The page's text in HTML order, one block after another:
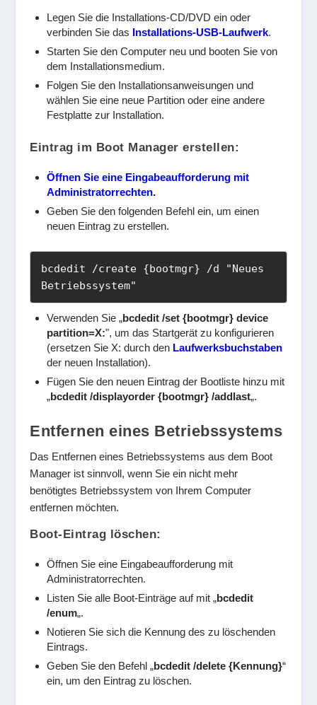
Legen Sie die Installations-CD/DVD ein oder
verbinden Sie das Installations-USB-Laufwerk.
Starten Sie den Computer neu und booten Sie von
dem Installationsmedium.
Folgen Sie den Installationsanweisungen und
wählen Sie eine neue Partition oder eine andere
Festplatte zur Installation.
Eintrag im Boot Manager erstellen:
Öffnen Sie eine Eingabeaufforderung mit
Administratorrechten.
Geben Sie den folgenden Befehl ein, um einen
neuen Eintrag zu erstellen.
bcdedit /create {bootmgr} /d "Neues
Verwenden Sie „bcdedit /set {bootmgr} device
partition=X:", um das Startgerät zu konfigurieren
(ersetzen Sie X: durch den Laufwerksbuchstaben
der neuen Installation).
Fügen Sie den neuen Eintrag der Bootliste hinzu mit
„bcdedit /displayorder {bootmgr} /addlast„.
Entfernen eines Betriebssystems
Das Entfernen eines Betriebssystems aus dem Boot
Manager ist sinnvoll, wenn Sie ein nicht mehr
benötigtes Betriebssystem von Ihrem Computer
entfernen möchten.
Boot-Eintrag löschen:
Öffnen Sie eine Eingabeaufforderung mit
Administratorrechten.
Listen Sie alle Boot-Einträge auf mit „bcdedit
/enum„.
Notieren Sie sich die Kennung des zu löschenden
Eintrags.
Geben Sie den Befehl „bcdedit /delete {Kennung}“
ein, um den Eintrag zu löschen.